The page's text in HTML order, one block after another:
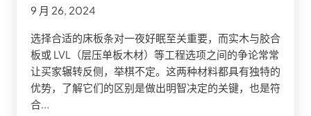
9 月 26, 2024
选择合适的床板条对一夜好眠至关重要，而实木与胶合
板或 LVL（层压单板木材）等工程选项之间的争论常常
让买家辗转反侧，举棋不定。这两种材料都具有独特的
优势，了解它们的区别是做出明智决定的关键，也是符
合...